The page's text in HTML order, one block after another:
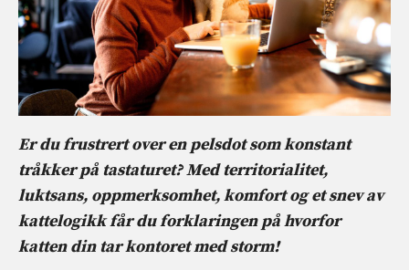
Er du frustrert over en pelsdot som konstant
tråkker på tastaturet? Med territorialitet,
luktsans, oppmerksomhet, komfort og et snev av
kattelogikk får du forklaringen på hvorfor
katten din tar kontoret med storm!